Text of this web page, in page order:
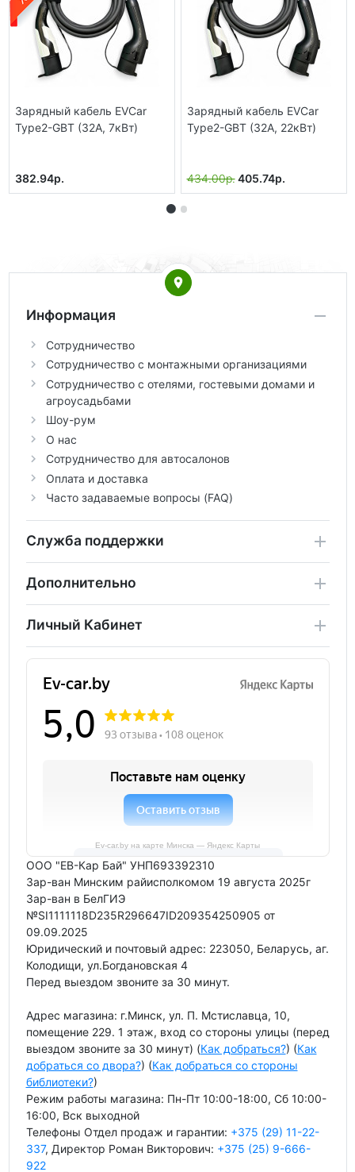
Зарядный кабель EVCar
Type2-GBT (32A, 7кВт)
382.94р.
Зарядный кабель EVCar
Type2-GBT (32A, 22кВт)
434.00р. 405.74р.
Информация
Сотрудничество
Сотрудничество с монтажными организациями
Сотрудничество с отелями, гостевыми домами и
агроусадьбами
Шоу-рум
О нас
Сотрудничество для автосалонов
Оплата и доставка
Часто задаваемые вопросы (FAQ)
Служба поддержки
Дополнительно
Личный Кабинет
Ev-car.by на карте Минска — Яндекс Карты
ООО "ЕВ-Кар Бай" УНП693392310
Зар-ван Минским райисполкомом 19 августа 2025г
Зар-ван в БелГИЭ
№SI1111118D235R296647ID209354250905 от
09.09.2025
Юридический и почтовый адрес: 223050, Беларусь, аг.
Колодищи, ул.Богдановская 4
Перед выездом звоните за 30 минут.
Адрес магазина: г.Минск, ул. П. Мстиславца, 10,
помещение 229. 1 этаж, вход со стороны улицы (перед
выездом звоните за 30 минут) (Как добраться?) (Как
добраться со двора?) (Как добраться со стороны
библиотеки?)
Режим работы магазина: Пн-Пт 10:00-18:00, Сб 10:00-
16:00, Вск выходной
Телефоны Отдел продаж и гарантии: +375 (29) 11-22-
337, Директор Роман Викторович: +375 (25) 9-666-
922